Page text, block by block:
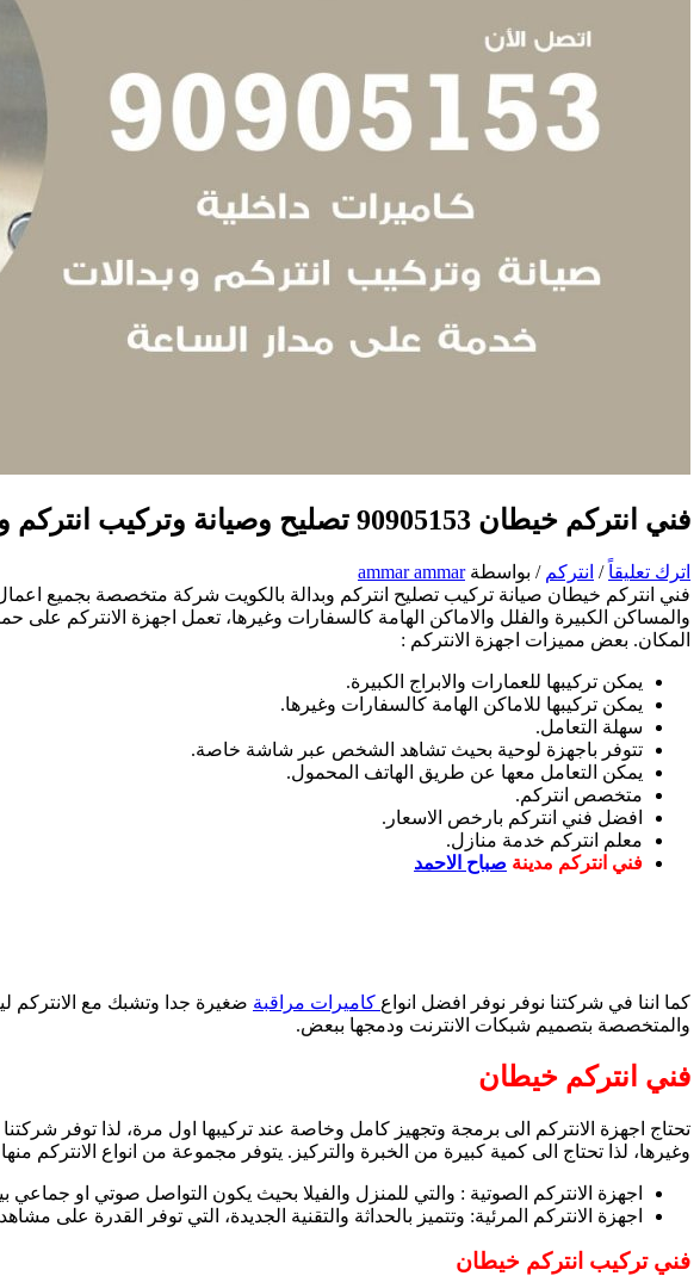
فني انتركم خيطان 90905153 تصليح وصيانة وتركيب انتركم وبدالة الكويت
اترك تعليقاً / انتركم / بواسطة ammar ammar
فني انتركم خيطان صيانة تركيب تصليح انتركم وبدالة بالكويت شركة متخصصة بجميع
والمساكن الكبيرة والفلل والاماكن الهامة كالسفارات وغيرها، تعمل اجهزة الانتركم
المكان. بعض مميزات اجهزة الانتركم :
يمكن تركيبها للعمارات والابراج الكبيرة.
يمكن تركيبها للاماكن الهامة كالسفارات وغيرها.
سهلة التعامل.
تتوفر باجهزة لوحية بحيث تشاهد الشخص عبر شاشة خاصة.
يمكن التعامل معها عن طريق الهاتف المحمول.
متخصص انتركم.
افضل فني انتركم بارخص الاسعار.
معلم انتركم خدمة منازل.
فني انتركم مدينة صباح الاحمد
كما اننا في شركتنا نوفر نوفر افضل انواع كاميرات مراقبة ضغيرة جدا وتشبك مع الانتركم
والمتخصصة بتصميم شبكات الانترنت ودمجها ببعض.
فني انتركم خيطان
تحتاج اجهزة الانتركم الى برمجة وتجهيز كامل وخاصة عند تركيبها اول مرة، لذا توفر
وغيرها، لذا تحتاج الى كمية كبيرة من الخبرة والتركيز. يتوفر مجموعة من انواع الانتركم
اجهزة الانتركم الصوتية : والتي للمنزل والفيلا بحيث يكون التواصل صوتي او
اجهزة الانتركم المرئية: وتتميز بالحداثة والتقنية الجديدة، التي توفر القدرة
فني تركيب انتركم خيطان